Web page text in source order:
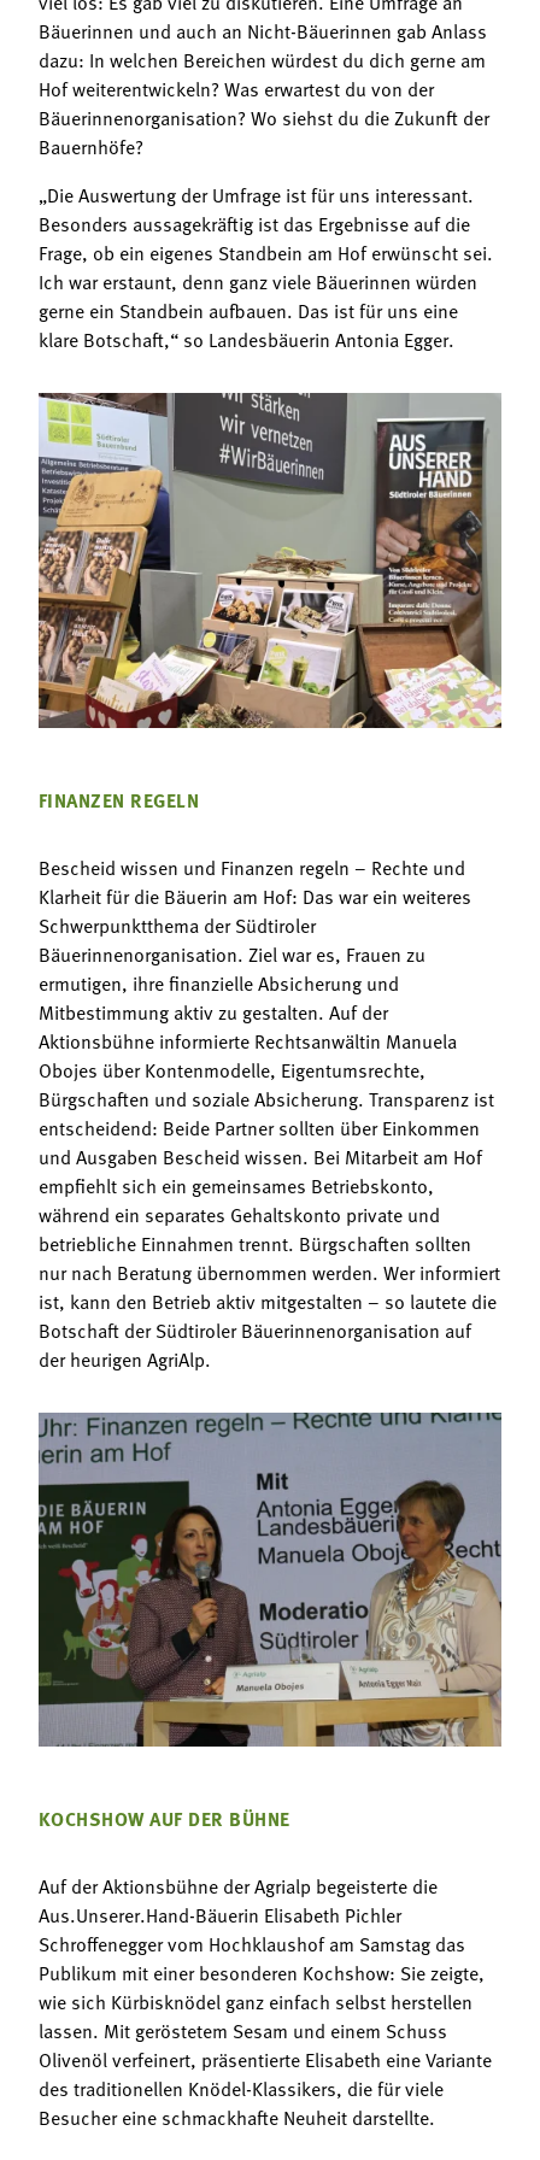
Mitgliedschaft
Landessekretariat
Bäuerliche Buffets
Hofgeschichten
Bäuerinnen und auch an Nicht-Bäuerinnen gab Anlass
dazu: In welchen Bereichen würdest du dich gerne am
Hof weiterentwickeln? Was erwartest du von der
Bäuerinnenorganisation? Wo siehst du die Zukunft der
Bauernhöfe?
„Die Auswertung der Umfrage ist für uns interessant.
Besonders aussagekräftig ist das Ergebnisse auf die
Frage, ob ein eigenes Standbein am Hof erwünscht sei.
Ich war erstaunt, denn ganz viele Bäuerinnen würden
gerne ein Standbein aufbauen. Das ist für uns eine
klare Botschaft,“ so Landesbäuerin Antonia Egger.
FINANZEN REGELN
Bescheid wissen und Finanzen regeln – Rechte und
Klarheit für die Bäuerin am Hof: Das war ein weiteres
Schwerpunktthema der Südtiroler
Bäuerinnenorganisation. Ziel war es, Frauen zu
ermutigen, ihre finanzielle Absicherung und
Mitbestimmung aktiv zu gestalten. Auf der
Aktionsbühne informierte Rechtsanwältin Manuela
Obojes über Kontenmodelle, Eigentumsrechte,
Bürgschaften und soziale Absicherung. Transparenz ist
entscheidend: Beide Partner sollten über Einkommen
und Ausgaben Bescheid wissen. Bei Mitarbeit am Hof
empfiehlt sich ein gemeinsames Betriebskonto,
während ein separates Gehaltskonto private und
betriebliche Einnahmen trennt. Bürgschaften sollten
nur nach Beratung übernommen werden. Wer informiert
ist, kann den Betrieb aktiv mitgestalten – so lautete die
Botschaft der Südtiroler Bäuerinnenorganisation auf
der heurigen AgriAlp.
KOCHSHOW AUF DER BÜHNE
Auf der Aktionsbühne der Agrialp begeisterte die
Aus.Unserer.Hand-Bäuerin Elisabeth Pichler
Schroffenegger vom Hochklaushof am Samstag das
Publikum mit einer besonderen Kochshow: Sie zeigte,
wie sich Kürbisknödel ganz einfach selbst herstellen
lassen. Mit geröstetem Sesam und einem Schuss
Olivenöl verfeinert, präsentierte Elisabeth eine Variante
des traditionellen Knödel-Klassikers, die für viele
Besucher eine schmackhafte Neuheit darstellte.